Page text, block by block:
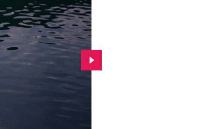
Przejdź do kolejnego zdjęcia.